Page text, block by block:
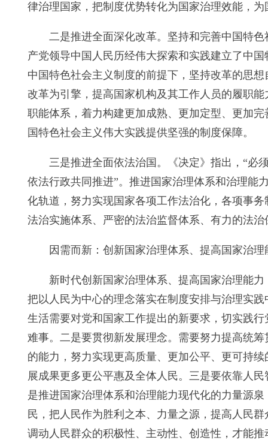
律治理国家，把制度优势转化为国家治理效能，
二是推进全面深化改革。坚持和完善中国特
产党领导中国人民历经伟大探索和实践建立了中
中国特色社会主义制度的前提下，坚持改革的思
改革为引擎，提高国家机构及其工作人员的履职
职能体系，着力构建更加成熟、更加定型、更加
国特色社会主义伟大实践提供坚强的制度保障。
三是推进全面依法治国。《决定》指出，“必
依法行政共同推进”。推进国家治理体系和治理能
化轨道，努力实现国家各项工作法治化，各项事
法治实施体系、严密的法治监督体系、有力的法
因需而新：创新国家治理体系、提高国家治理
新时代创新国家治理体系、提高国家治理能
把以人民为中心的理念落实在制度安排与治理实
生活需要对党和国家工作提出的新要求，切实践
难事。二是要贯彻新发展理念。需要努力提高统
的能力，努力实现更高质量、更加公平、更可持
展成果更多更公平惠及全体人民。三是要依靠人
是推进国家治理体系和治理能力现代化的力量源
民，把人民作为胜利之本、力量之源，提高人民
调动人民群众的积极性、主动性、创造性，才能